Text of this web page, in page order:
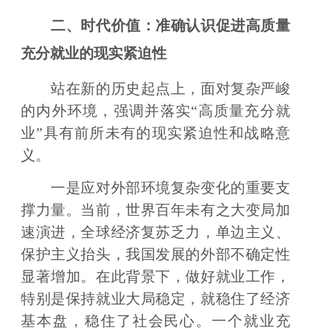
二、时代价值：准确认识促进高质量
充分就业的现实紧迫性
站在新的历史起点上，面对复杂严峻
的内外环境，强调并落实“高质量充分就
业”具有前所未有的现实紧迫性和战略意
义。
一是应对外部环境复杂变化的重要支
撑力量。当前，世界百年未有之大变局加
速演进，全球经济复苏乏力，单边主义、
保护主义抬头，我国发展的外部不确定性
显著增加。在此背景下，做好就业工作，
特别是保持就业大局稳定，就稳住了经济
基本盘，稳住了社会民心。一个就业充